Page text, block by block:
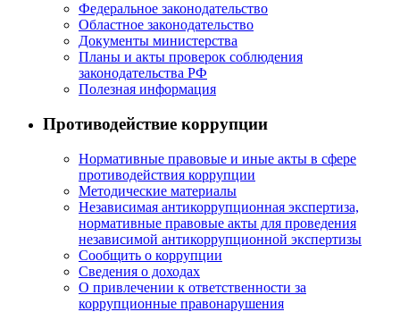
Федеральное законодательство
Областное законодательство
Документы министерства
Планы и акты проверок соблюдения
законодательства РФ
Полезная информация
Противодействие коррупции
Нормативные правовые и иные акты в сфере
противодействия коррупции
Методические материалы
Независимая антикоррупционная экспертиза,
нормативные правовые акты для проведения
независимой антикоррупционной экспертизы
Сообщить о коррупции
Сведения о доходах
О привлечении к ответственности за
коррупционные правонарушения